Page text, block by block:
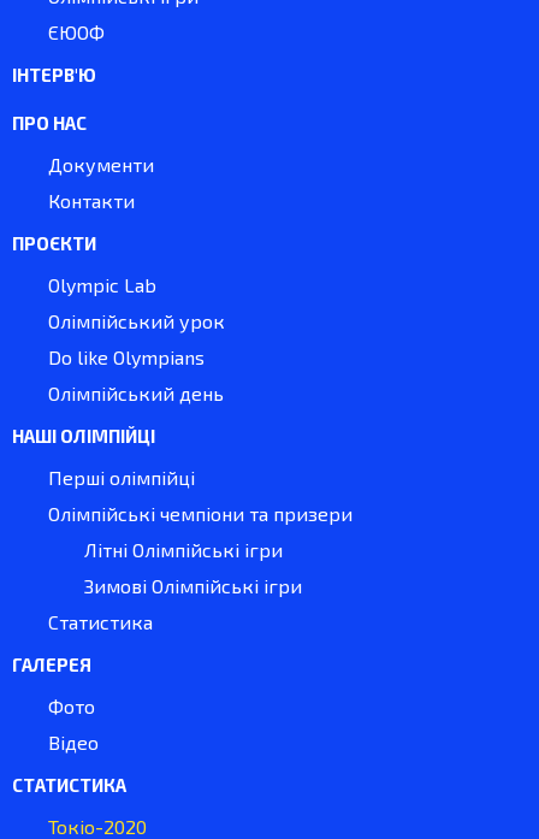
ЄЮОФ
ІНТЕРВ'Ю
ПРО НАС
Документи
Контакти
ПРОЄКТИ
Olympic Lab
Олімпійський урок
Do like Olympians
Олімпійський день
НАШІ ОЛІМПІЙЦІ
Перші олімпійці
Олімпійські чемпіони та призери
Літні Олімпійські ігри
Зимові Олімпійські ігри
Статистика
ГАЛЕРЕЯ
Фото
Відео
СТАТИСТИКА
Токіо-2020